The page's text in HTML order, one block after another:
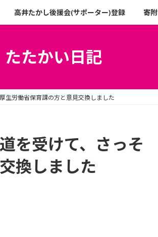
高井たかし後援会(サポーター)登録 寄附
たたかい日記
生労働省保育課の方と意見交換しました
を受けて、さっそ
換しました